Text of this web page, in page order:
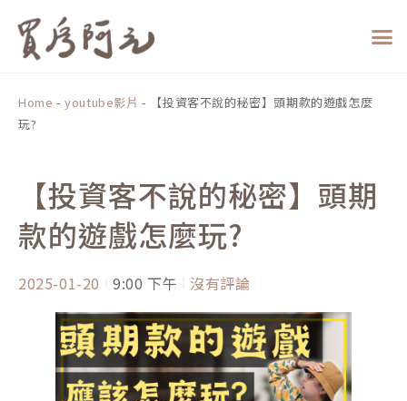
Home -youtube影片 -
【投資客不說的秘密】頭期款的遊戲怎麼
玩?
【投資客不說的秘密】頭期
款的遊戲怎麼玩?
2025-01-20 9:00 下午 沒有評論